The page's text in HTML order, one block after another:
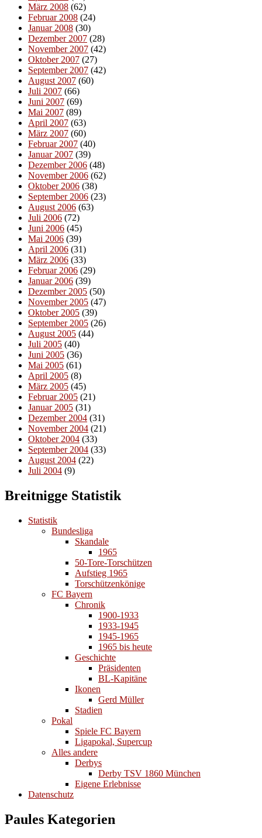
März 2008 (62)
Februar 2008 (24)
Januar 2008 (30)
Dezember 2007 (28)
November 2007 (42)
Oktober 2007 (27)
September 2007 (42)
August 2007 (60)
Juli 2007 (66)
Juni 2007 (69)
Mai 2007 (89)
April 2007 (63)
März 2007 (60)
Februar 2007 (40)
Januar 2007 (39)
Dezember 2006 (48)
November 2006 (62)
Oktober 2006 (38)
September 2006 (23)
August 2006 (63)
Juli 2006 (72)
Juni 2006 (45)
Mai 2006 (39)
April 2006 (31)
März 2006 (33)
Februar 2006 (29)
Januar 2006 (39)
Dezember 2005 (50)
November 2005 (47)
Oktober 2005 (39)
September 2005 (26)
August 2005 (44)
Juli 2005 (40)
Juni 2005 (36)
Mai 2005 (61)
April 2005 (8)
März 2005 (45)
Februar 2005 (21)
Januar 2005 (31)
Dezember 2004 (31)
November 2004 (21)
Oktober 2004 (33)
September 2004 (33)
August 2004 (22)
Juli 2004 (9)
Breitnigge Statistik
Statistik
Bundesliga
Skandale
1965
50-Tore-Torschützen
Aufstieg 1965
Torschützenkönige
FC Bayern
Chronik
1900-1933
1933-1945
1945-1965
1965 bis heute
Geschichte
Präsidenten
BL-Kapitäne
Ikonen
Gerd Müller
Stadien
Pokal
Spiele FC Bayern
Ligapokal, Supercup
Alles andere
Derbys
Derby TSV 1860 München
Eigene Erlebnisse
Datenschutz
Paules Kategorien